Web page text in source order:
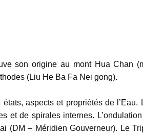
son origine au mont Hua Chan
(Liu He Ba Fa Nei gong).
aspects et propriétés de l’Eau.
et de spirales internes.
(DM – Méridien Gouverneur). Le